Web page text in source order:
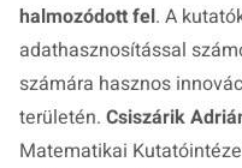
halmozódott fel. A
adathasznosítással
számára hasznos
területén. Csiszárik
Matematikai